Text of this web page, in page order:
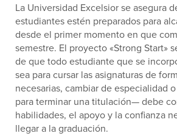
La Universidad Excelsior se asegura
estudiantes estén preparados para
desde el primer momento en que
semestre. El proyecto «Strong Start»
de que todo estudiante que se
sea para cursar las asignaturas de
necesarias, cambiar de especialidad
para terminar una titulación— debe
habilidades, el apoyo y la confianza
llegar a la graduación.